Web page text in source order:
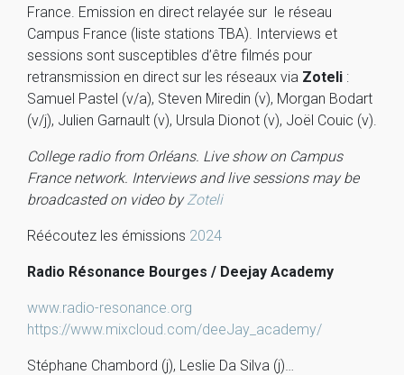
France. Emission en direct relayée sur le réseau
Campus France (liste stations TBA). Interviews et
sessions sont susceptibles d’être filmés pour
retransmission en direct sur les réseaux via Zoteli :
Samuel Pastel (v/a), Steven Miredin (v), Morgan Bodart
(v/j), Julien Garnault (v), Ursula Dionot (v), Joël Couic (v).
College radio from Orléans. Live show on Campus
France network. Interviews and live sessions may be
broadcasted on video byZoteli
Réécoutez les émissions 2024
Radio Résonance Bourges / Deejay Academy
www.radio-resonance.org
https://www.mixcloud.com/deeJay_academy/
Stéphane Chambord (j), Leslie Da Silva (j)…